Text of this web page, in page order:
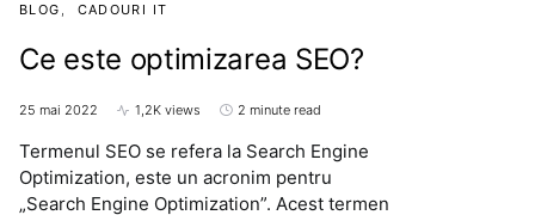
BLOG CADOURI IT
Ce este optimizarea SEO?
25 mai 2022 1,2K views 2 minute read
Termenul SEO se refera la Search Engine
Optimization, este un acronim pentru
„Search Engine Optimization”. Acest termen